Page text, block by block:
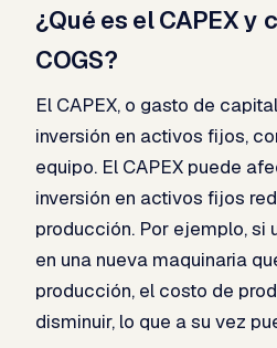
¿Qué es el CAPEX y
COGS?
El CAPEX, o gasto de
inversión en activos fijos,
equipo. El CAPEX puede
inversión en activos fijos
producción. Por ejemplo, si
en una nueva maquinaria
producción, el costo de
disminuir, lo que a su vez